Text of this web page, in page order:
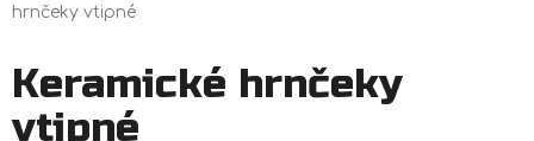
hrnčeky vtipné
Keramické hrnčeky
vtipné